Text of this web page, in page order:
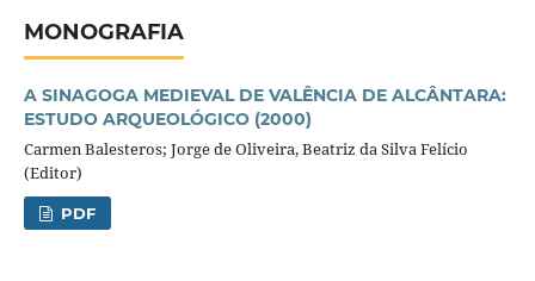
MONOGRAFIA
A SINAGOGA MEDIEVAL DE VALÊNCIA DE ALCÂNTARA:
ESTUDO ARQUEOLÓGICO (2000)
Carmen Balesteros; Jorge de Oliveira, Beatriz da Silva Felício
(Editor)
PDF